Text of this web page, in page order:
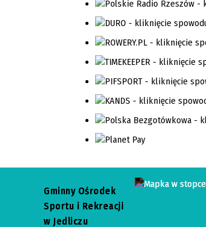
Gminny Ośrodek
Sportu i Rekreacji
w Jedliczu